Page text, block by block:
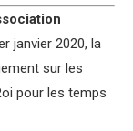
janvier 2020, la
sur les
pour les temps